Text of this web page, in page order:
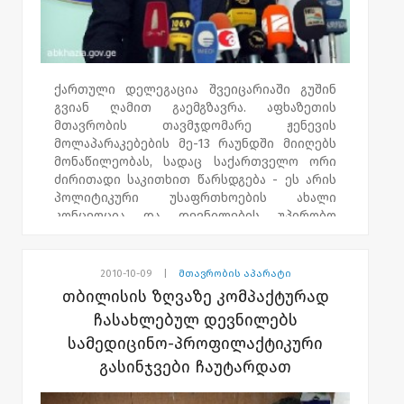
ქართული დელეგაცია შვეიცარიაში გუშინ
გვიან ღამით გაემგზავრა. აფხაზეთის
მთავრობის თავმჯდომარე ჟენევის
მოლაპარაკებების მე-13 რაუნდში მიიღებს
მონაწილეობას, სადაც საქართველო ორი
ძირითადი საკითხით წარსდგება - ეს არის
პოლიტიკური უსაფრთხოების ახალი
კონცეფცია და დევნილების უპირობო
ქართველის გათავისუფლებასაც მოითხოვს,
რომლებიც ამ დრომდე ცხინვალისა და
სოხუმის ციხეებში იმყოფებიან.
აფხაზეთის მთავრობის თავმჯდომარე
იმედოვნებს, რომ გაეროს გენერალური
ასამბლეის რეზოლუცია ქართველი
დევნილების თემაზე, ქართული მხარის
პოზიციებს ჟენევის მოლაპარაკებაზე კიდევ
2010-10-09 მთავრობის აპარატი
თბილისის ზღვაზე კომპაქტურად
ჩასახლებულ დევნილებს
სამედიცინო-პროფილაქტიკური
გასინჯვები ჩაუტარდათ